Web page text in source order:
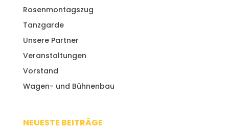
Rosenmontagszug
Tanzgarde
Unsere Partner
Veranstaltungen
Vorstand
Wagen- und Bühnenbau
NEUESTE BEITRÄGE